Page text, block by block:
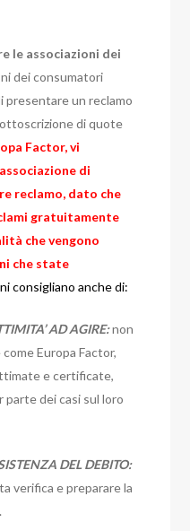
le associazioni dei
dei consumatori
presentare un reclamo
di quote
Factor, vi
di
reclamo, dato che
gratuitamente
che vengono
che state
consigliano anche di:
AD AGIRE:non
Europa Factor,
e certificate,
parte dei casi sul loro
DEL DEBITO:
verifica e preparare la